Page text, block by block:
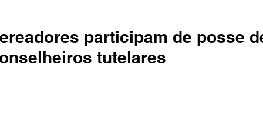
participam de posse
tutelares